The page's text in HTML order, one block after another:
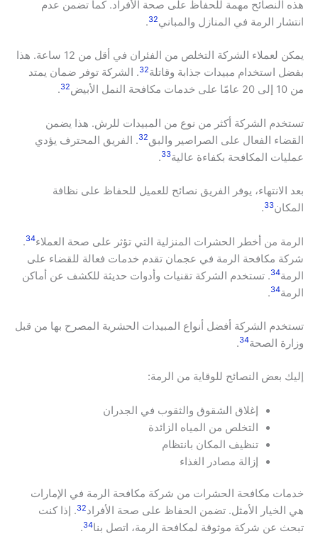
هذه النصائح مهمة للحفاظ على صحة الأفراد. كما تضمن عدم
انتشار الرمة في المنازل والمباني32
.
يمكن لعملاء الشركة التخلص من الفئران في أقل من 12 ساعة. هذا
بفضل استخدام مبيدات جذابة وقاتلة32. الشركة توفر ضمان يمتد
من 10 إلى 20 عامًا على خدمات مكافحة النمل الأبيض
32
.
تستخدم الشركة أكثر من نوع من المبيدات للرش. هذا يضمن
القضاء الفعال على الصراصير والبق32. الفريق المحترف يؤدي
عمليات المكافحة بكفاءة عالية33
.
بعد الانتهاء، يوفر الفريق نصائح للعميل للحفاظ على نظافة
المكان33
.
الرمة من أخطر الحشرات المنزلية التي تؤثر على صحة العملاء34
.
شركة مكافحة الرمة في عجمان تقدم خدمات فعالة للقضاء على
الرمة34. تستخدم الشركة تقنيات وأدوات حديثة للكشف عن أماكن
الرمة34
.
تستخدم الشركة أفضل أنواع المبيدات الحشرية المصرح بها من قبل
وزارة الصحة34
.
إليك بعض النصائح للوقاية من الرمة:
إغلاق الشقوق والثقوب في الجدران
التخلص من المياه الزائدة
تنظيف المكان بانتظام
إزالة مصادر الغذاء
خدمات مكافحة الحشرات من شركة مكافحة الرمة في الإمارات
هي الخيار الأمثل. تضمن الحفاظ على صحة الأفراد32. إذا كنت
تبحث عن شركة موثوقة لمكافحة الرمة، اتصل بنا34
.